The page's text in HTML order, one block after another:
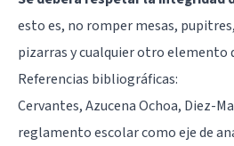
esto es, no romper mesas,
pizarras y cualquier otro elemento
Referencias bibliográficas:
Cervantes, Azucena Ochoa, Diez-
reglamento escolar como eje de